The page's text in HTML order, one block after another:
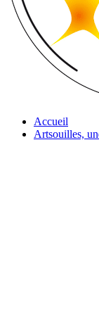
Accueil
Artsouilles,